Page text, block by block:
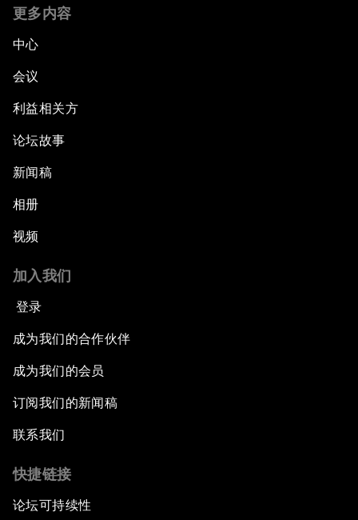
更多内容
中心
会议
利益相关方
论坛故事
新闻稿
相册
视频
加入我们
登录
成为我们的合作伙伴
成为我们的会员
订阅我们的新闻稿
联系我们
快捷链接
论坛可持续性